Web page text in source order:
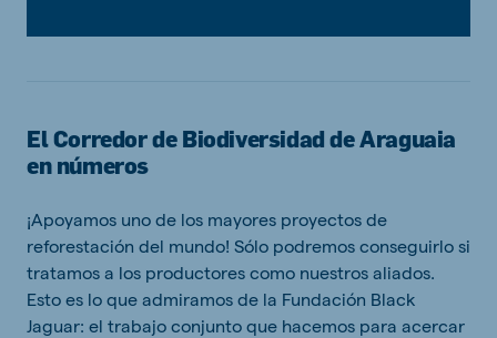
El Corredor de Biodiversidad de Araguaia
en números
¡Apoyamos uno de los mayores proyectos de
reforestación del mundo! Sólo podremos conseguirlo si
tratamos a los productores como nuestros aliados.
Esto es lo que admiramos de la Fundación Black
Jaguar: el trabajo conjunto que hacemos para acercar